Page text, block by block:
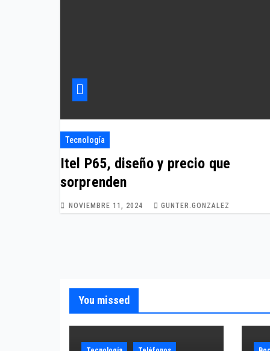
Tecnología
Itel P65, diseño y precio que
sorprenden
NOVIEMBRE 11, 2024 GUNTER.GONZALEZ
You missed